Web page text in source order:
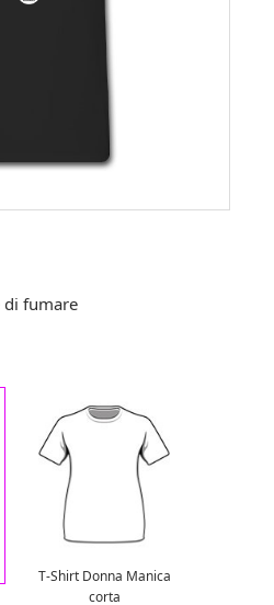
di fumare
T-Shirt Donna Manica
corta